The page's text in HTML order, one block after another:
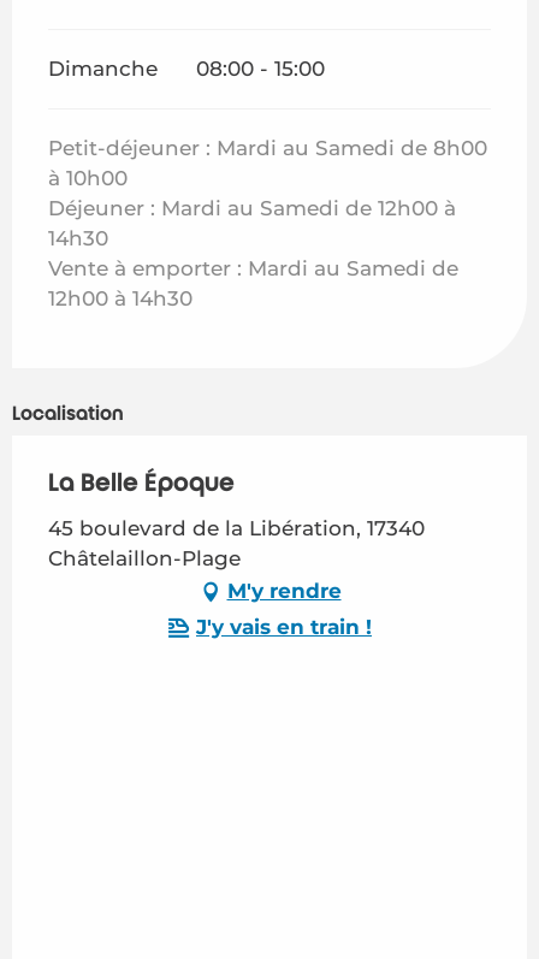
Dimanche 08:00 - 15:00
Petit-déjeuner : Mardi au Samedi de 8h00
à 10h00
Déjeuner : Mardi au Samedi de 12h00 à
14h30
Vente à emporter : Mardi au Samedi de
12h00 à 14h30
Localisation
La Belle Époque
45 boulevard de la Libération, 17340
Châtelaillon-Plage
M'y rendre
J'y vais en train !